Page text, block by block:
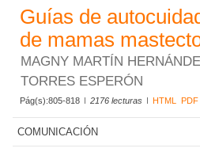
Guías de
de mamas
MAGNY MARTÍN
TORRES ESPERÓN
Pág(s):805-818 2176 lecturas HTML PDF
COMUNICACIÓN